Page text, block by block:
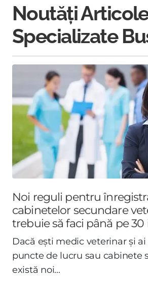
Noutăți
Specializate
Noi reguli pentru
cabinetelor secundare
trebuie să faci până pe 30
Dacă ești medic veterinar și
puncte de lucru sau cabinete
există noi...